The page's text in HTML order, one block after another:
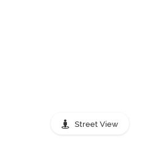
Street View